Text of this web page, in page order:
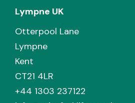
Lympne UK
Otterpool Lane
Lympne
Kent
CT21 4LR
+44 1303 237122